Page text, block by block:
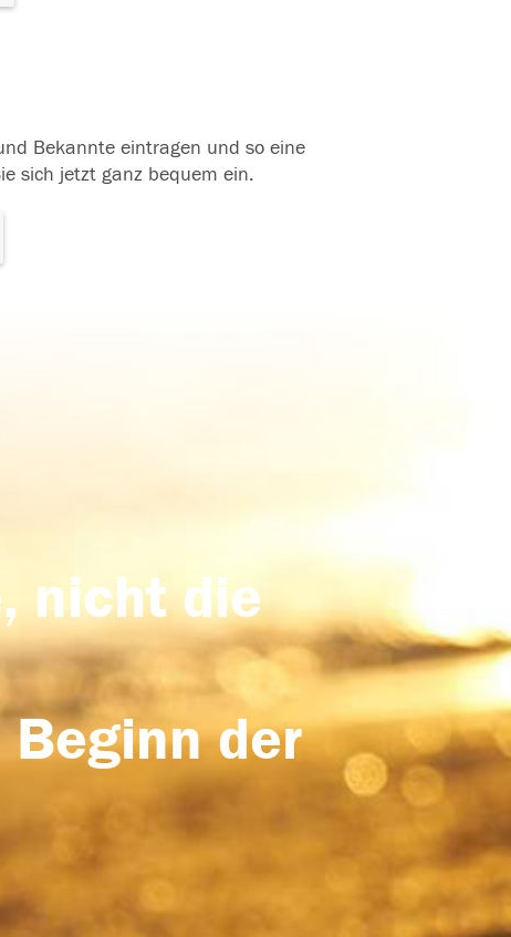
Bekannte eintragen und so eine
sich jetzt ganz bequem ein.
nicht die
Beginn der